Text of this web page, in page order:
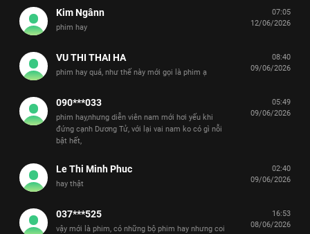
Kim Ngânn
phim hay
07:05
12/06/2026
VU THI THAI HA
phim hay quá, như thế này mới gọi là phim ạ
08:40
09/06/2026
090***033
phim hay,nhưng diễn viên nam mới hơi yếu khi
đứng cạnh Dương Tử, với lại vai nam ko có gì nỗi
bật hết,
05:49
09/06/2026
Le Thi Minh Phuc
hay thật
02:40
09/06/2026
037***525
vậy mới là phim, có những bộ phim hay nhưng coi
16:53
08/06/2026